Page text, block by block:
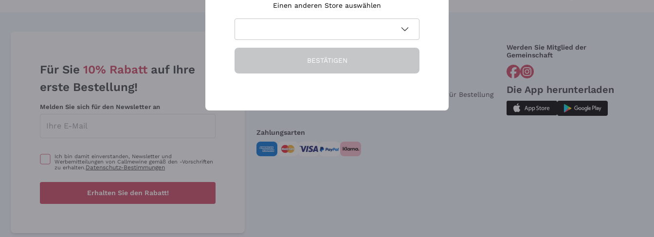
Für Sie 10% Rabatt auf Ihre
erste Bestellung!
Melden Sie sich für den Newsletter an
Ich bin damit einverstanden, Newsletter und
Werbemitteilungen von Callmewine gemäß den -Vorschriften
zu erhalten.Datenschutz-Bestimmungen
Erhalten Sie den Rabatt!
Die Firma Brauchen Sie Hilfe?
Widerrufsformular für Bestellung
Werden Sie Mitglied der
Gemeinschaft
Die App herunterladen
Zahlungsarten
Einen anderen Store auswählen
BESTÄTIGEN